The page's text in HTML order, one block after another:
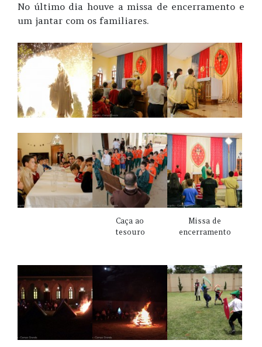
No último dia houve a missa de encerramento e
um jantar com os familiares.
Caça ao
tesouro
Missa de
encerramento